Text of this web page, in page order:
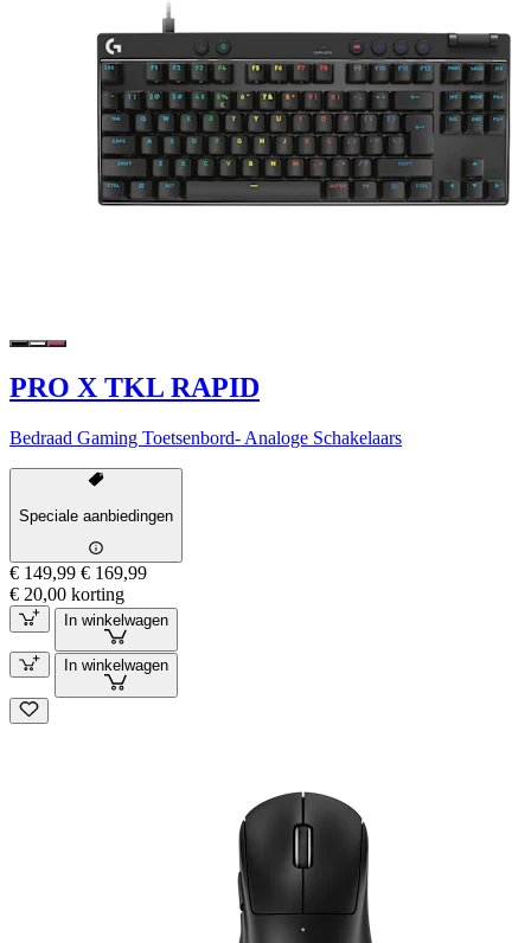
PRO X TKL RAPID
Bedraad Gaming Toetsenbord- Analoge Schakelaars
Speciale aanbiedingen
€ 149,99 € 169,99
€ 20,00 korting
In winkelwagen
In winkelwagen